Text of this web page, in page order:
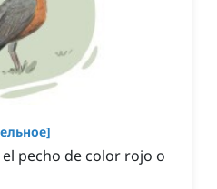
]
pecho de color rojo o